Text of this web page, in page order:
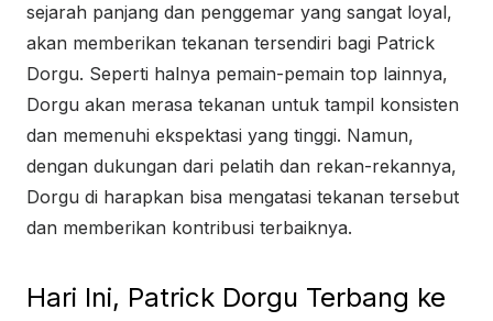
sejarah panjang dan penggemar yang sangat loyal,
akan memberikan tekanan tersendiri bagi Patrick
Dorgu. Seperti halnya pemain-pemain top lainnya,
Dorgu akan merasa tekanan untuk tampil konsisten
dan memenuhi ekspektasi yang tinggi. Namun,
dengan dukungan dari pelatih dan rekan-rekannya,
Dorgu di harapkan bisa mengatasi tekanan tersebut
dan memberikan kontribusi terbaiknya.
Hari Ini, Patrick Dorgu Terbang ke